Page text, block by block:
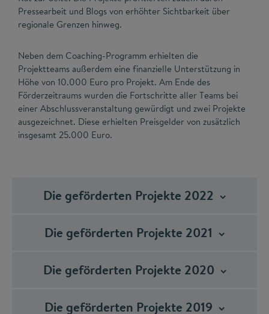
Pressearbeit und Blogs von erhöhter Sichtbarkeit über
regionale Grenzen hinweg.
Neben dem Coaching-Programm erhielten die
Projektteams außerdem eine finanzielle Unterstützung in
Höhe von 10.000 Euro pro Projekt. Am Ende des
Förderzeitraums wurden die Fortschritte aller Teams bei
einer Abschlussveranstaltung gewürdigt und zwei Projekte
ausgezeichnet. Diese erhielten Preisgelder von zusätzlich
insgesamt 25.000 Euro.
Die geförderten Projekte 2022
Die geförderten Projekte 2021
Die geförderten Projekte 2020
Die geförderten Projekte 2019